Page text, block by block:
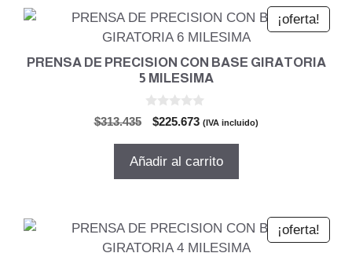
¡oferta!
PRENSA DE PRECISION CON BASE GIRATORIA
5 MILESIMA
$313.435
El
original
$225.673El
actual
(IVA incluido)
Añadir al carrito
¡oferta!